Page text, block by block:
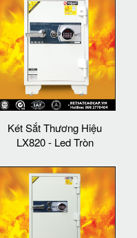
Két Sắt Thương Hiệu
LX820 - Led Tròn